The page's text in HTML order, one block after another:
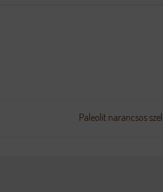
Paleolit narancsos